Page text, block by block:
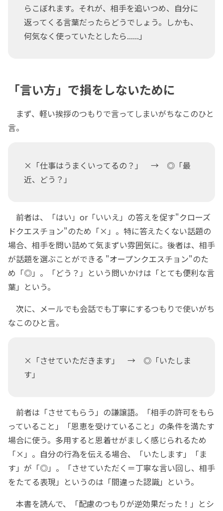
らこぼれます。それが、相手を追いつめ、自分に
返ってくる言葉だったらどうでしょう。しかも、
何気なく使っていたとしたら......」
「言い方」で損をしないために
まず、軽い挨拶のつもりで言ってしまいがちなこのひと
言。
×「仕事はうまくいってるの？」 → ◎「最
近、どう？」
前者は、「はい」or「いいえ」の答えを促す"クローズ
ドクエスチョン"のため「×」。特に答えたくない話題の
場合、相手を問い詰めて気まずい雰囲気に。後者は、相手
が話題を選ぶことができる "オープンクエスチョン"のた
め「◎」。「どう？」という問いかけは「とても便利な言
葉」という。
次に、メールでも会話でも丁寧にするつもりで使いがち
なこのひと言。
×「させていただきます」 → ◎「いたしま
す」
前者は「させてもらう」の謙譲語。「相手の許可をもら
っていること」「恩恵を受けていること」の条件を満たす
場合に使う。多用すると恩着せがましく感じられるため
「×」。自分の行為を伝える場合、「いたします」「ま
す」が「◎」。「させていただく＝丁寧な言い回し、相手
をたてる表現」というのは「間違った認識」という。
本書を読んで、「配慮のつもりが逆効果だった！」とシ